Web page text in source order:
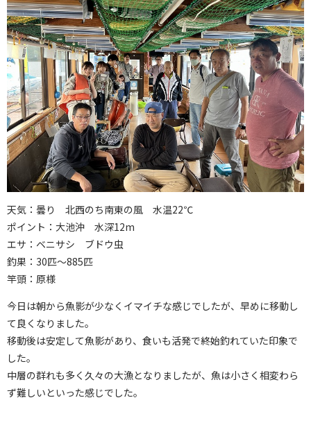
天気：曇り 北西のち南東の風 水温22℃
ポイント：大池沖 水深12m
エサ：ベニサシ ブドウ虫
釣果：30匹～885匹
竿頭：原様
今日は朝から魚影が少なくイマイチな感じでしたが、早めに移動し
て良くなりました。
移動後は安定して魚影があり、食いも活発で終始釣れていた印象で
した。
中層の群れも多く久々の大漁となりましたが、魚は小さく相変わら
ず難しいといった感じでした。